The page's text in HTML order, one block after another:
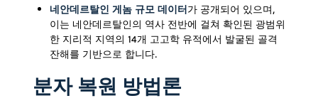
네안데르탈인 게놈 규모 데이터가 공개되어 있으며,
이는 네안데르탈인의 역사 전반에 걸쳐 확인된 광범위
한 지리적 지역의 14개 고고학 유적에서 발굴된 골격
잔해를 기반으로 합니다.
분자 복원 방법론